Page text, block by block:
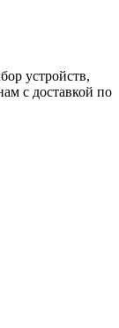
устройств,
с доставкой по